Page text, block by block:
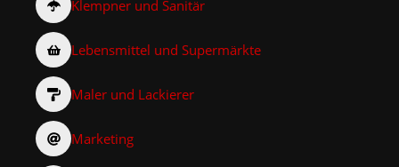
Klempner und Sanitär
Lebensmittel und Supermärkte
Maler und Lackierer
Marketing